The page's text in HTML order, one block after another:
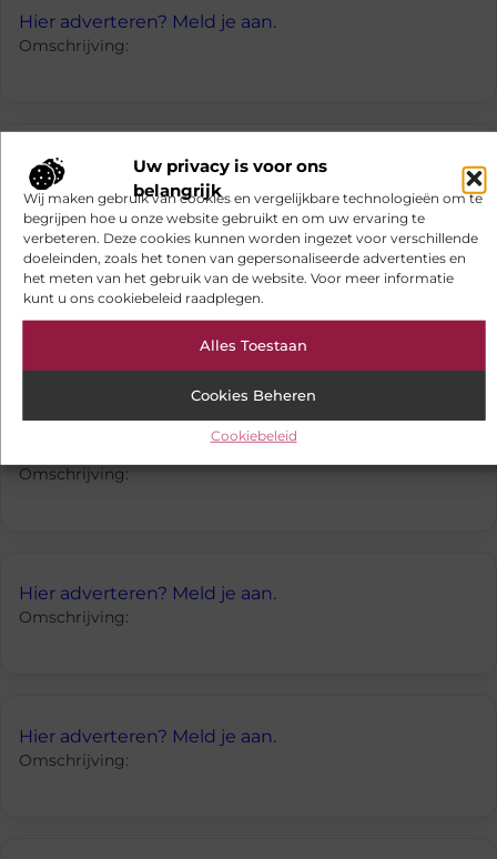
Uw privacy is voor ons
belangrijk
Wij maken gebruik van cookies en vergelijkbare technologieën om te
begrijpen hoe u onze website gebruikt en om uw ervaring te
verbeteren. Deze cookies kunnen worden ingezet voor verschillende
doeleinden, zoals het tonen van gepersonaliseerde advertenties en
het meten van het gebruik van de website. Voor meer informatie
kunt u ons cookiebeleid raadplegen.
Alles Toestaan
Cookies Beheren
Cookiebeleid
Hier adverteren? Meld je aan.
Omschrijving:
eiken vloer kleuren
Omschrijving: eiken vloer kleuren
Hier adverteren? Meld je aan.
Omschrijving:
hoekkast
Hier adverteren? Meld je aan.
Omschrijving:
Hier adverteren? Meld je aan.
Omschrijving:
Hier adverteren? Meld je aan.
Omschrijving: